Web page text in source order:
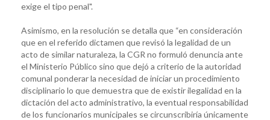
exige el tipo penal".
Asimismo, en la resolución se detalla que “en consideración
que en el referido dictamen que revisó la legalidad de un
acto de similar naturaleza, la CGR no formuló denuncia ante
el Ministerio Público sino que dejó a criterio de la autoridad
comunal ponderar la necesidad de iniciar un procedimiento
disciplinario lo que demuestra que de existir ilegalidad en la
dictación del acto administrativo, la eventual responsabilidad
de los funcionarios municipales se circunscribiría únicamente